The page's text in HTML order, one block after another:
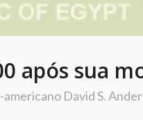
após sua
David S.